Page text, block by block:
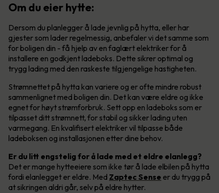
Om du eier hytte:
Dersom du planlegger å lade jevnlig på hytta, eller har
gjester som lader regelmessig, anbefaler vi det samme som
for boligen din - få hjelp av en faglært elektriker for å
installere en godkjent ladeboks. Dette sikrer optimal og
trygg lading med den raskeste tilgjengelige hastigheten.
Strømnettet på hytta kan variere og er ofte mindre robust
sammenlignet med boligen din. Det kan være eldre og ikke
egnet for høyt strømforbruk. Sett opp en ladeboks som er
tilpasset ditt strømnett, for stabil og sikker lading uten
varmegang. En kvalifisert elektriker vil tilpasse både
ladeboksen og installasjonen etter dine behov.
Er du litt engstelig for å lade med et eldre elanlegg?
Det er mange hytteeiere som ikke tør å lade elbilen på hytta
fordi elanlegget er eldre. Med Zaptec Sense er du trygg på
at sikringen aldri går, selv på eldre hytter.